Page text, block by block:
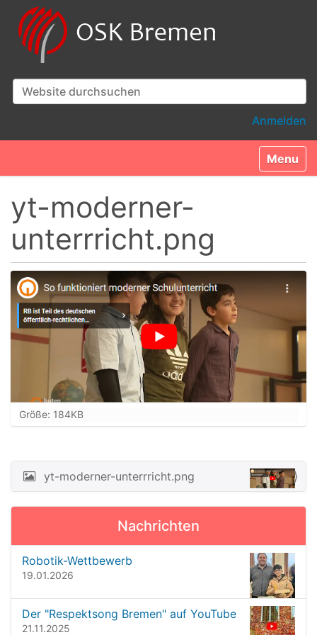
Website durchsuchen
Anmelden
Toggle
yt-moderner-
unterrricht.png
Z
e
e
B
n
v
l
e
Größe: 184KB
N
g
a
t
i
yt-moderner-unterrricht.png
Nachrichten
Robotik-Wettbewerb
19.01.2026
Der "Respektsong Bremen" auf YouTube
21.11.2025